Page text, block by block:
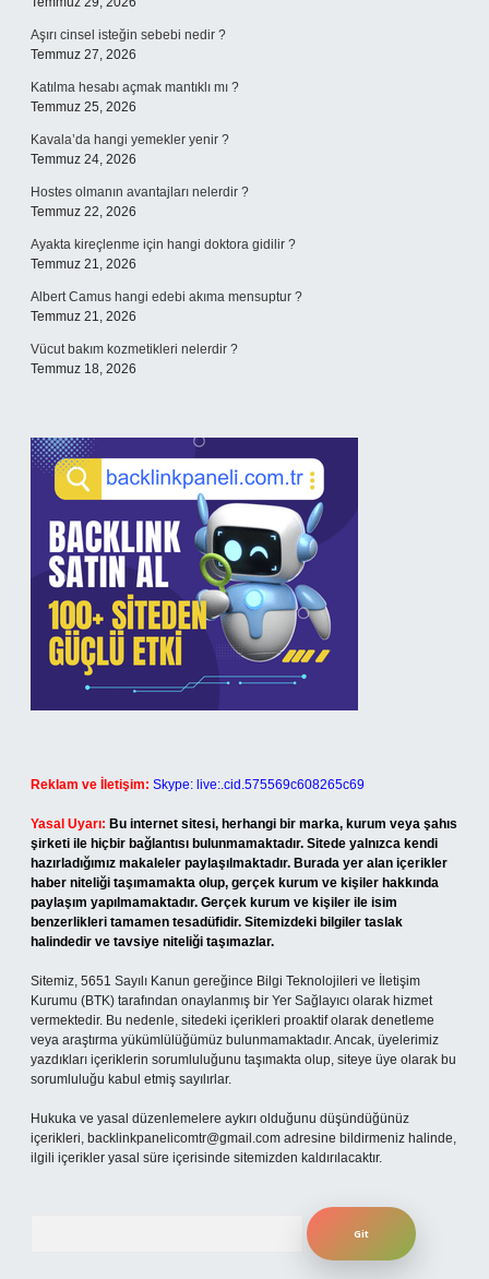
Aşırı cinsel isteğin sebebi nedir ?
Temmuz 27, 2026
Katılma hesabı açmak mantıklı mı ?
Temmuz 25, 2026
Kavala’da hangi yemekler yenir ?
Temmuz 24, 2026
Hostes olmanın avantajları nelerdir ?
Temmuz 22, 2026
Ayakta kireçlenme için hangi doktora gidilir ?
Temmuz 21, 2026
Albert Camus hangi edebi akıma mensuptur ?
Temmuz 21, 2026
Vücut bakım kozmetikleri nelerdir ?
Temmuz 18, 2026
Reklam ve İletişim: Skype: live:.cid.575569c608265c69
Yasal Uyarı: Bu internet sitesi, herhangi bir marka, kurum veya şahıs
şirketi ile hiçbir bağlantısı bulunmamaktadır. Sitede yalnızca kendi
hazırladığımız makaleler paylaşılmaktadır. Burada yer alan içerikler
haber niteliği taşımamakta olup, gerçek kurum ve kişiler hakkında
paylaşım yapılmamaktadır. Gerçek kurum ve kişiler ile isim
benzerlikleri tamamen tesadüfidir. Sitemizdeki bilgiler taslak
halindedir ve tavsiye niteliği taşımazlar.
Sitemiz, 5651 Sayılı Kanun gereğince Bilgi Teknolojileri ve İletişim
Kurumu (BTK) tarafından onaylanmış bir Yer Sağlayıcı olarak hizmet
vermektedir. Bu nedenle, sitedeki içerikleri proaktif olarak denetleme
veya araştırma yükümlülüğümüz bulunmamaktadır. Ancak, üyelerimiz
yazdıkları içeriklerin sorumluluğunu taşımakta olup, siteye üye olarak bu
sorumluluğu kabul etmiş sayılırlar.
Hukuka ve yasal düzenlemelere aykırı olduğunu düşündüğünüz
içerikleri, backlinkpanelicomtr@gmail.com adresine bildirmeniz halinde,
ilgili içerikler yasal süre içerisinde sitemizden kaldırılacaktır.